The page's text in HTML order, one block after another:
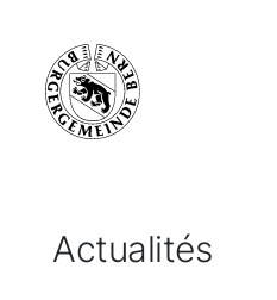
Actualités